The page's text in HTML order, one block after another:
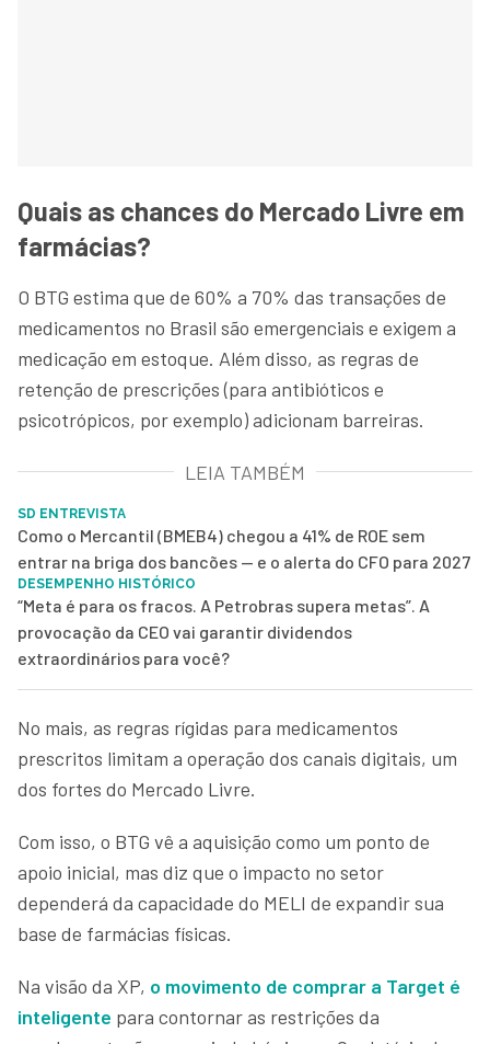
Quais as chances do Mercado Livre em
farmácias?
O BTG estima que de 60% a 70% das transações de
medicamentos no Brasil são emergenciais e exigem a
medicação em estoque. Além disso, as regras de
retenção de prescrições (para antibióticos e
psicotrópicos, por exemplo) adicionam barreiras.
LEIA TAMBÉM
SD ENTREVISTA
Como o Mercantil (BMEB4) chegou a 41% de ROE sem
entrar na briga dos bancões — e o alerta do CFO para 2027
DESEMPENHO HISTÓRICO
“Meta é para os fracos. A Petrobras supera metas”. A
provocação da CEO vai garantir dividendos
extraordinários para você?
No mais, as regras rígidas para medicamentos
prescritos limitam a operação dos canais digitais, um
dos fortes do Mercado Livre.
Com isso, o BTG vê a aquisição como um ponto de
apoio inicial, mas diz que o impacto no setor
dependerá da capacidade do MELI de expandir sua
base de farmácias físicas.
Na visão da XP, o movimento de comprar a Target é
inteligente para contornar as restrições da